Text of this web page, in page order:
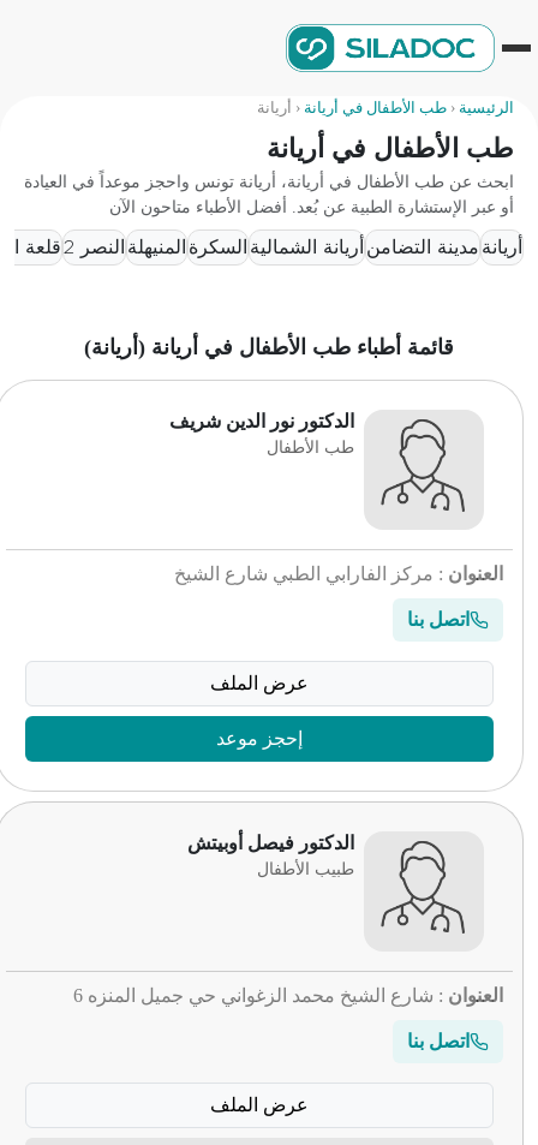
الرئيسية‹طب الأطفال في أريانة‹أريانة
طب الأطفال في أريانة
ابحث عن طب الأطفال في أريانة، أريانة تونس واحجز موعداً في العيادة
أو عبر الإستشارة الطبية عن بُعد. أفضل الأطباء متاحون الآن
أريانة مدينة التضامنأريانة الشماليةالسكرة المنيهلةالنصر 2 قلعة
قائمة أطباء طب الأطفال في أريانة (أريانة)
الدكتور نور الدين شريف
طب الأطفال
العنوان : مركز الفارابي الطبي شارع الشيخ
اتصل بنا
عرض الملف
إحجز موعد
الدكتور فيصل أوبيتش
طبيب الأطفال
العنوان : شارع الشيخ محمد الزغواني حي جميل المنزه 6
اتصل بنا
عرض الملف